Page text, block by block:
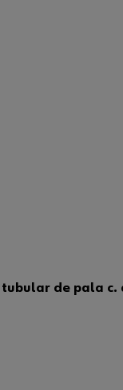
tubular de pala c.